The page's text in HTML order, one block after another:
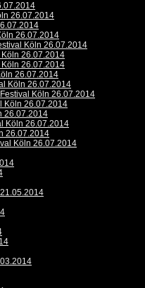
26.07.2014
26.07.2014
Köln 26.07.2014
Köln 26.07.2014
Köln 26.07.2014
26.07.2014
Köln 26.07.2014
Köln 26.07.2014
Köln 26.07.2014
26.07.2014
Köln 26.07.2014
26.07.2014
Köln 26.07.2014